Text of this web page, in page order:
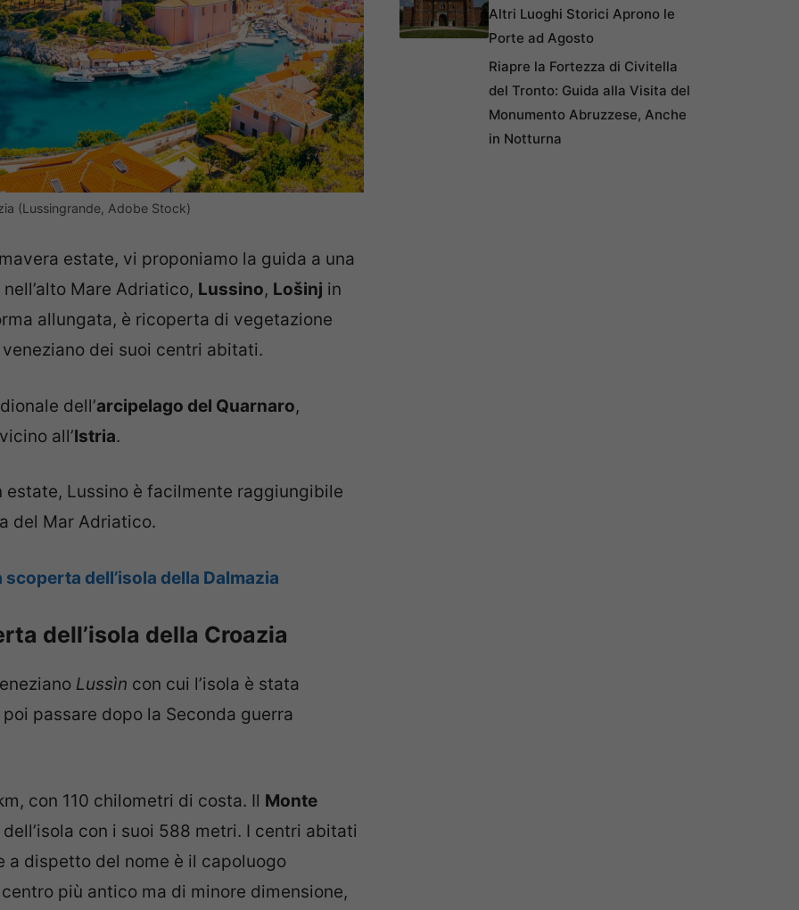
(Lussingrande, Adobe Stock)
estate, vi proponiamo la guida a una
Mare Adriatico, Lussino, Lošinj in
allungata, è ricoperta di vegetazione
dei suoi centri abitati.
dell’arcipelago del Quarnaro,
all’Istria.
Lussino è facilmente raggiungibile
del Mar Adriatico.
dell’isola della Dalmazia
dell’isola della Croazia
Lussìn con cui l’isola è stata
passare dopo la Seconda guerra
con 110 chilometri di costa. Il Monte
con i suoi 588 metri. I centri abitati
a dispetto del nome è il capoluogo
più antico ma di minore dimensione,
Altri Luoghi Storici Aprono le
Porte ad Agosto
Riapre la Fortezza di Civitella
del Tronto: Guida alla Visita del
Monumento Abruzzese, Anche
in Notturna